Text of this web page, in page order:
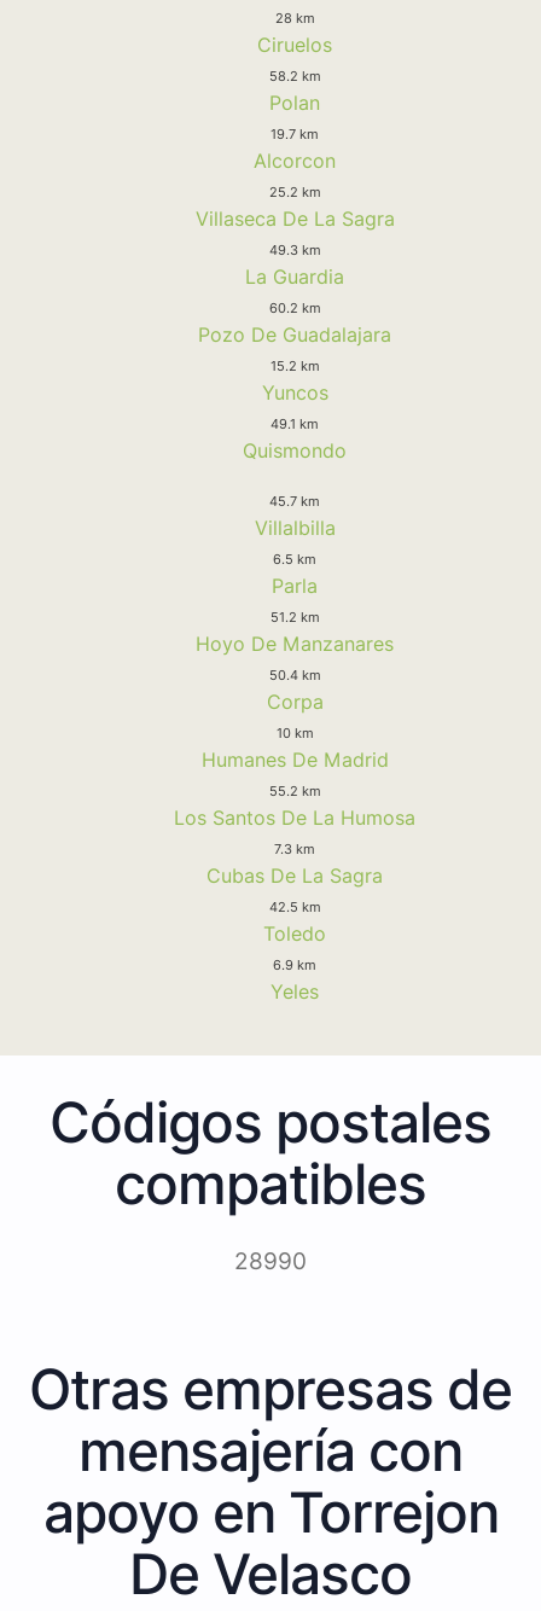
28 km
Ciruelos
58.2 km
Polan
19.7 km
Alcorcon
25.2 km
Villaseca De La Sagra
49.3 km
La Guardia
60.2 km
Pozo De Guadalajara
15.2 km
Yuncos
49.1 km
Quismondo
45.7 km
Villalbilla
6.5 km
Parla
51.2 km
Hoyo De Manzanares
50.4 km
Corpa
10 km
Humanes De Madrid
55.2 km
Los Santos De La Humosa
7.3 km
Cubas De La Sagra
42.5 km
Toledo
6.9 km
Yeles
Códigos postales
compatibles
28990
Otras empresas de
mensajería con
apoyo en Torrejon
De Velasco